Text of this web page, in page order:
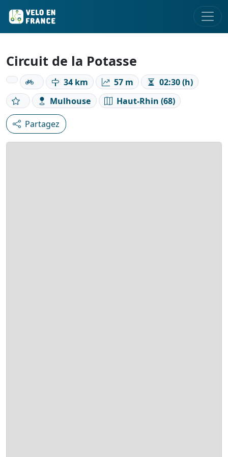
Circuit de la Potasse
34 km 57 m
02:30 (h)
Mulhouse
Haut-Rhin (68)
Partagez